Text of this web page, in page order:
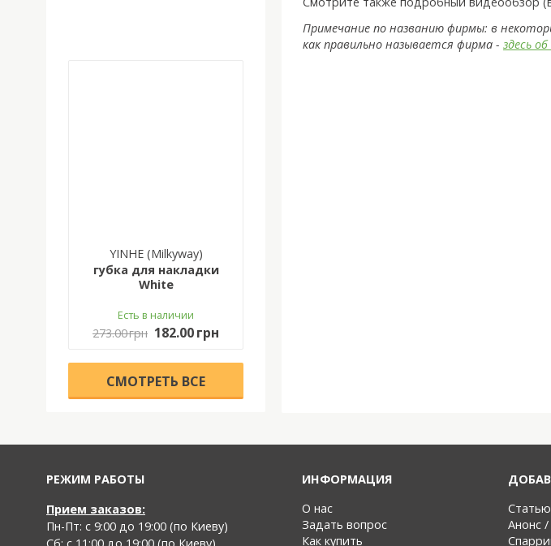
YINHE (Milkyway)
губка для накладки
White
Есть в наличии
273.00 грн 182.00 грн
CМОТРЕТЬ ВСЕ
Примечание по названию фирмы: в
как правильно называется фирма - здесь
РЕЖИМ РАБОТЫ
Прием заказов:
Пн-Пт: с 9:00 до 19:00 (по Киеву)
ИНФОРМАЦИЯ
О нас
Задать вопрос
Как купить
Статью
Анонс